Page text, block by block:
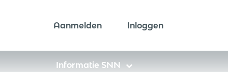
Inloggen
Aanmelden
Informatie SNN